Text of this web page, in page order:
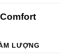
LƯỢNG